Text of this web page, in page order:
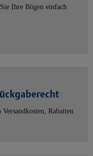
Ihre Bögen einfach
Rabatten